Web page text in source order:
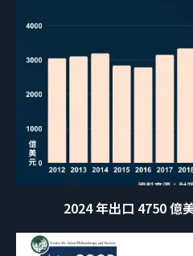
2024 年出口 4750 億